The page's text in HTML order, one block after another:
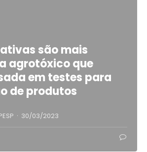
são mais
agrotóxico que
em testes para
de produtos
· 30/03/2023